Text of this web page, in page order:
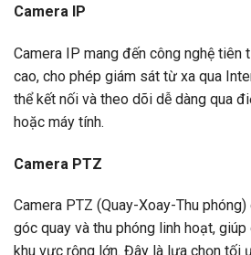
Camera IP
Camera IP mang đến công nghệ tiên
cao, cho phép giám sát từ xa qua
thể kết nối và theo dõi dễ dàng qua
hoặc máy tính.
Camera PTZ
Camera PTZ (Quay-Xoay-Thu
góc quay và thu phóng linh hoạt,
khu vực rộng lớn. Đây là lựa chọn tối